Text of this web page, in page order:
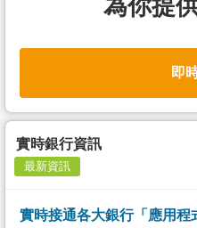
為你提
即
實時銀行資訊
最新資訊
實時接通各大銀行「應用